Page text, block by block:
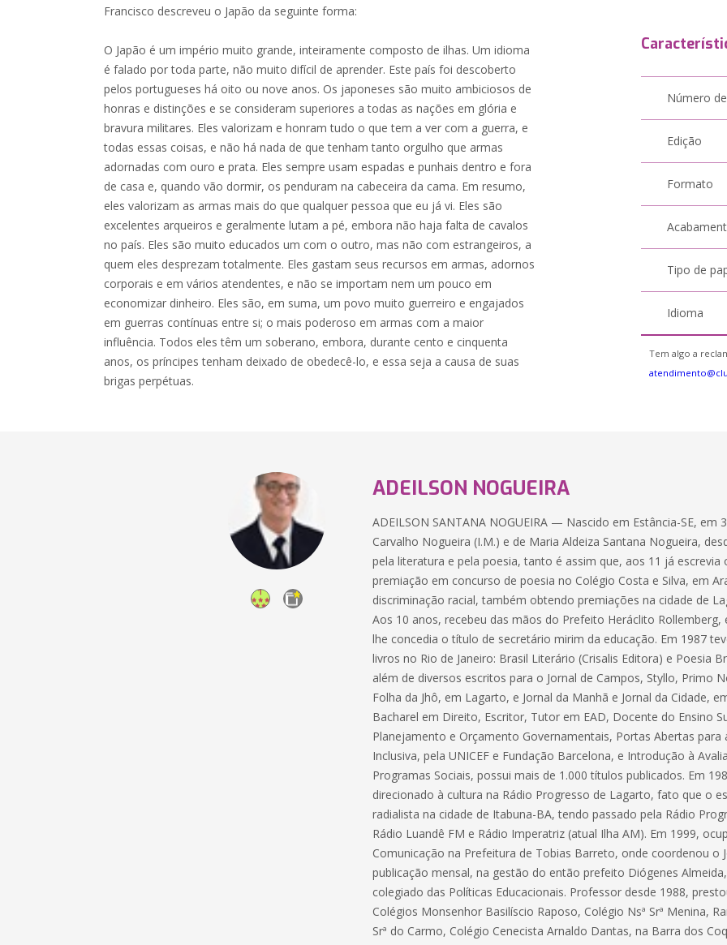
Francisco descreveu o Japão da seguinte forma:
O Japão é um império muito grande, inteiramente composto de ilhas. Um idioma
é falado por toda parte, não muito difícil de aprender. Este país foi descoberto
pelos portugueses há oito ou nove anos. Os japoneses são muito ambiciosos de
honras e distinções e se consideram superiores a todas as nações em glória e
bravura militares. Eles valorizam e honram tudo o que tem a ver com a guerra, e
todas essas coisas, e não há nada de que tenham tanto orgulho que armas
adornadas com ouro e prata. Eles sempre usam espadas e punhais dentro e fora
de casa e, quando vão dormir, os penduram na cabeceira da cama. Em resumo,
eles valorizam as armas mais do que qualquer pessoa que eu já vi. Eles são
excelentes arqueiros e geralmente lutam a pé, embora não haja falta de cavalos
no país. Eles são muito educados um com o outro, mas não com estrangeiros, a
quem eles desprezam totalmente. Eles gastam seus recursos em armas, adornos
corporais e em vários atendentes, e não se importam nem um pouco em
economizar dinheiro. Eles são, em suma, um povo muito guerreiro e engajados
em guerras contínuas entre si; o mais poderoso em armas com a maior
influência. Todos eles têm um soberano, embora, durante cento e cinquenta
anos, os príncipes tenham deixado de obedecê-lo, e essa seja a causa de suas
brigas perpétuas.
Número
Edição
Formato
Tipo de
Idioma
Tem algo a
ADEILSON NOGUEIRA
ADEILSON SANTANA NOGUEIRA — Nascido em Estância-SE, em
Carvalho Nogueira (I.M.) e de Maria Aldeiza Santana Nogueira,
pela literatura e pela poesia, tanto é assim que, aos 11 já
premiação em concurso de poesia no Colégio Costa e Silva, em
discriminação racial, também obtendo premiações na cidade de
Aos 10 anos, recebeu das mãos do Prefeito Heráclito
lhe concedia o título de secretário mirim da educação. Em 1987
livros no Rio de Janeiro: Brasil Literário (Crisalis Editora) e Poesia
além de diversos escritos para o Jornal de Campos, Styllo, Primo
Folha da Jhô, em Lagarto, e Jornal da Manhã e Jornal da Cidade,
Bacharel em Direito, Escritor, Tutor em EAD, Docente do Ensino
Planejamento e Orçamento Governamentais, Portas Abertas para
Inclusiva, pela UNICEF e Fundação Barcelona, e Introdução à
Programas Sociais, possui mais de 1.000 títulos publicados. Em
direcionado à cultura na Rádio Progresso de Lagarto, fato que o
radialista na cidade de Itabuna-BA, tendo passado pela Rádio
Rádio Luandê FM e Rádio Imperatriz (atual Ilha AM). Em 1999,
Comunicação na Prefeitura de Tobias Barreto, onde coordenou o
publicação mensal, na gestão do então prefeito Diógenes
colegiado das Políticas Educacionais. Professor desde 1988,
Colégios Monsenhor Basilíscio Raposo, Colégio Nsª Srª Menina,
Srª do Carmo, Colégio Cenecista Arnaldo Dantas, na Barra dos